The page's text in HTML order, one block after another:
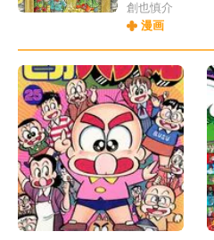
創也慎介
漫画